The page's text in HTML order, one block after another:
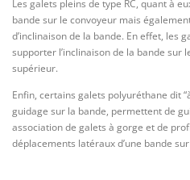
Les galets pleins de type RC, quant à
bande sur le convoyeur mais
d’inclinaison de la bande. En effet, les
supporter l’inclinaison de la bande
supérieur.
Enfin, certains galets polyuréthane dit
guidage sur la bande, permettent de
association de galets à gorge et de
déplacements latéraux d’une bande